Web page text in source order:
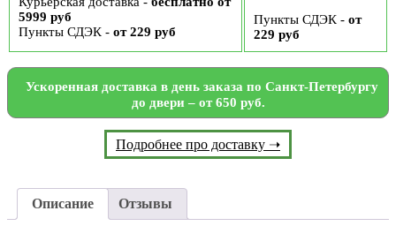
5999 руб
Пункты СДЭК - от 229 руб
Пункты СДЭК - от
229 руб
Ускоренная доставка в день заказа по Санкт-Петербургу
до двери – от 650 руб.
Подробнее про доставку ➝
Описание Отзывы